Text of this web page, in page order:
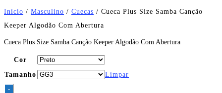
Início / Masculino / Cuecas / Cueca Plus Size Samba Canção
Keeper Algodão Com Abertura
Cueca Plus Size Samba Canção Keeper Algodão Com Abertura
Cor
Tamanho
Limpar
-